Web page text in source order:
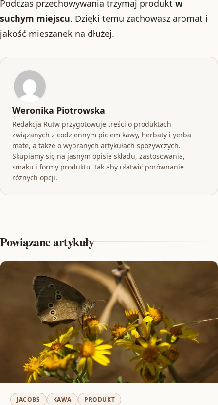
Podczas przechowywania trzymaj produkt w
suchym miejscu. Dzięki temu zachowasz aromat i
jakość mieszanek na dłużej.
Weronika Piotrowska
Redakcja Rutw przygotowuje treści o produktach
związanych z codziennym piciem kawy, herbaty i yerba
mate, a także o wybranych artykułach spożywczych.
Skupiamy się na jasnym opisie składu, zastosowania,
smaku i formy produktu, tak aby ułatwić porównanie
różnych opcji.
Powiązane artykuły
JACOBS KAWA PRODUKT